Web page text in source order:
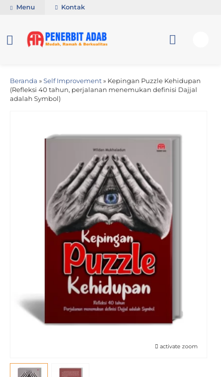
Menu Kontak
Beranda » Self Improvement » Kepingan Puzzle Kehidupan
(Refleksi 40 tahun, perjalanan menemukan definisi Dajjal
adalah Symbol)
activate zoom